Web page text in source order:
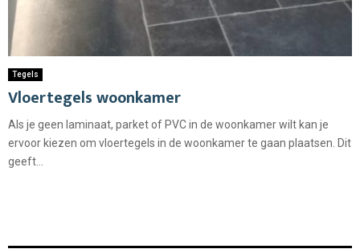
Tegels
Vloertegels woonkamer
Als je geen laminaat, parket of PVC in de woonkamer wilt kan je
ervoor kiezen om vloertegels in de woonkamer te gaan plaatsen. Dit
geeft...